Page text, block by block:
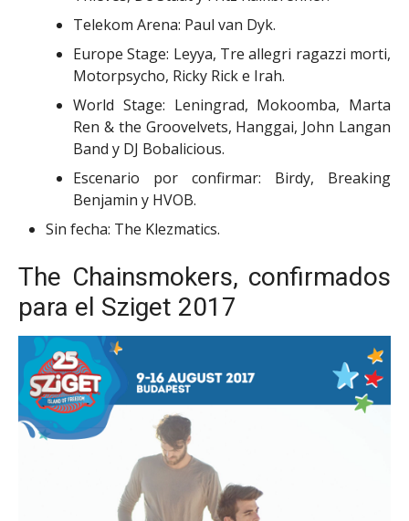
Telekom Arena: Paul van Dyk.
Europe Stage: Leyya, Tre allegri ragazzi morti,
Motorpsycho, Ricky Rick e Irah.
World Stage: Leningrad, Mokoomba, Marta
Ren & the Groovelvets, Hanggai, John Langan
Band y DJ Bobalicious.
Escenario por confirmar: Birdy, Breaking
Benjamin y HVOB.
Sin fecha: The Klezmatics.
The Chainsmokers, confirmados
para el Sziget 2017